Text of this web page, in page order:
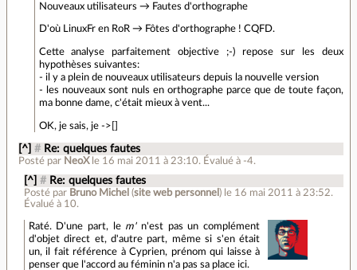
Nouveaux utilisateurs → Fautes d'orthographe
D'où LinuxFr en RoR → Fôtes d'orthographe ! CQFD.
Cette analyse parfaitement objective ;-) repose sur les deux
hypothèses suivantes:
- il y a plein de nouveaux utilisateurs depuis la nouvelle version
- les nouveaux sont nuls en orthographe parce que de toute façon,
ma bonne dame, c'était mieux à vent...
OK, je sais, je ->[]
[^] # Re: quelques fautes
Posté par NeoX le 16 mai 2011 à 23:10. Évalué à -4.
[^] # Re: quelques fautes
Posté par Bruno Michel (site web personnel ) le 16 mai 2011 à 23:52.
Évalué à 10.
Raté. D'une part, le m'n'est pas un complément
d'objet direct et, d'autre part, même si s'en était
un, il fait référence à Cyprien, prénom qui laisse à
penser que l'accord au féminin n'a pas sa place ici.